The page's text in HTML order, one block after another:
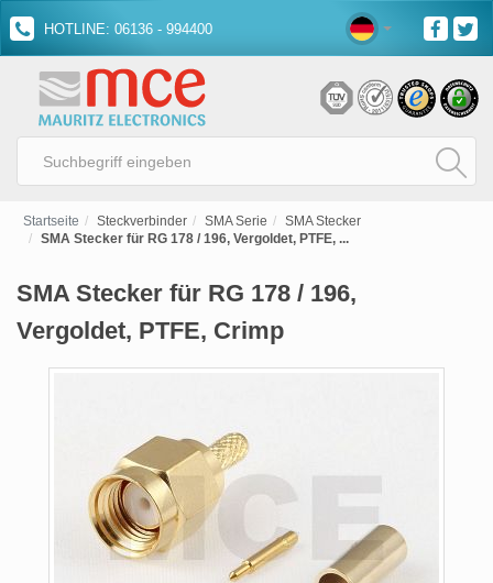
HOTLINE: 06136 - 994400
Startseite Steckverbinder SMA Serie
SMA Stecker
SMA Stecker für RG 178 / 196, Vergoldet, PTFE, ...
SMA Stecker für RG 178 / 196,
Vergoldet, PTFE, Crimp